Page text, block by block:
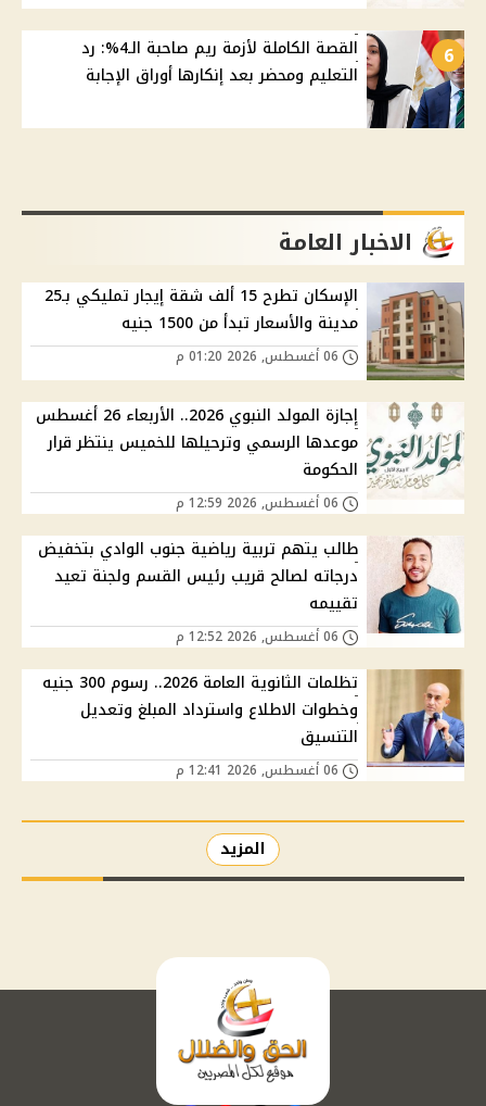
6
القصة الكاملة لأزمة ريم صاحبة الـ4%: رد
التعليم ومحضر بعد إنكارها أوراق الإجابة
الاخبار العامة
الإسكان تطرح 15 ألف شقة إيجار تمليكي بـ25
مدينة والأسعار تبدأ من 1500 جنيه
إجازة المولد النبوي 2026.. الأربعاء 26 أغسطس
موعدها الرسمي وترحيلها للخميس ينتظر قرار
الحكومة
طالب يتهم تربية رياضية جنوب الوادي بتخفيض
درجاته لصالح قريب رئيس القسم ولجنة تعيد
تقييمه
تظلمات الثانوية العامة 2026.. رسوم 300 جنيه
وخطوات الاطلاع واسترداد المبلغ وتعديل
التنسيق
المزيد